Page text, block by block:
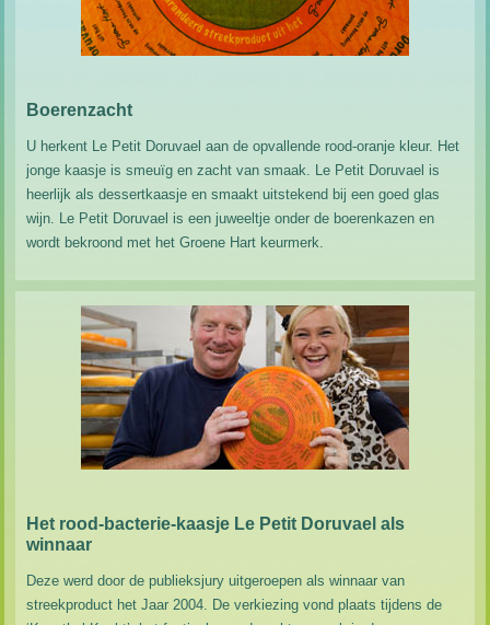
Boerenzacht
U herkent Le Petit Doruvael aan de opvallende rood-oranje kleur. Het
jonge kaasje is smeuïg en zacht van smaak. Le Petit Doruvael is
heerlijk als dessertkaasje en smaakt uitstekend bij een goed glas
wijn. Le Petit Doruvael is een juweeltje onder de boerenkazen en
wordt bekroond met het Groene Hart keurmerk.
Het rood-bacterie-kaasje Le Petit Doruvael als
winnaar
Deze werd door de publieksjury uitgeroepen als winnaar van
streekproduct het Jaar 2004. De verkiezing vond plaats tijdens de